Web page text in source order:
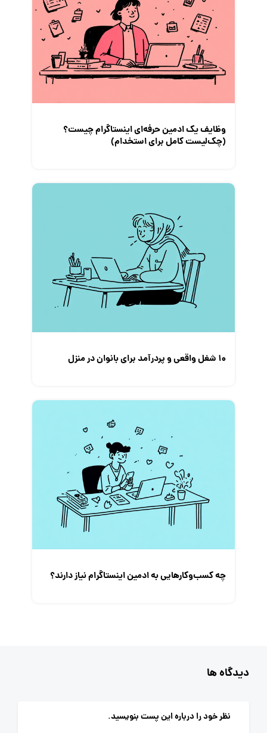
گزارش‌های آماری
مصاحبه شغلی
معرفی شرکت ها
معرفی متخصصان منابع انسانی
معرفی مشاغل
وظایف یک ادمین حرفه‌ای اینستاگرام چیست؟
(چک‌لیست کامل برای استخدام)
۱۰ شغل واقعی و پردرآمد برای بانوان در منزل
چه کسب‌و‌کارهایی به ادمین اینستاگرام نیاز دارند؟
دیدگاه ها
نظر خود را درباره این پست بنویسید.